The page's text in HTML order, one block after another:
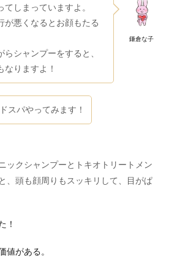
鎌倉な子
しまっていますよ。
が悪くなるとお顔もたる
シャンプーをすると、
なりますよ！
スパやってみます！
ックシャンプーとトキオトリートメン
、頭も顔周りもスッキリして、目がぱ
！
値がある。